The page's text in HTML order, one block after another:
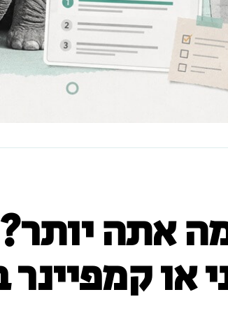
אתה יותר?
או קמפיינר